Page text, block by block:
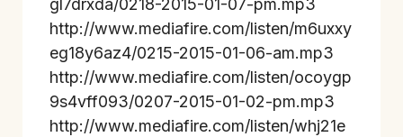
gl7drxda/0218-2015-01-07-pm.mp3
http://www.mediafire.com/listen/m6uxxy
eg18y6az4/0215-2015-01-06-am.mp3
http://www.mediafire.com/listen/ocoygp
9s4vff093/0207-2015-01-02-pm.mp3
http://www.mediafire.com/listen/whj21e